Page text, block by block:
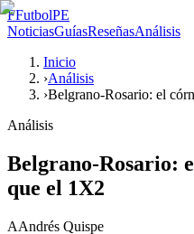
FFutbolPE
NoticiasGuíasReseñasAnálisis
Inicio
›Análisis
›Belgrano-Rosario: el
Análisis
Belgrano-Rosario:
que el 1X2
AAndrés Quispe